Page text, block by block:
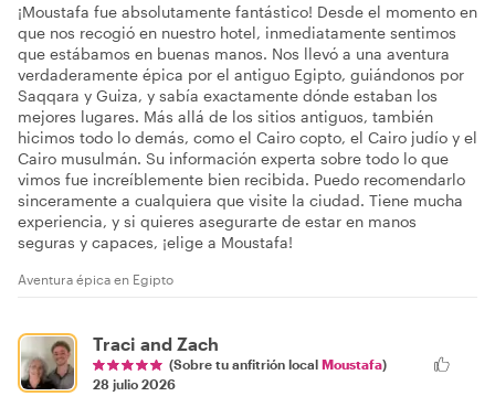
¡Moustafa fue absolutamente fantástico! Desde el momento en
que nos recogió en nuestro hotel, inmediatamente sentimos
que estábamos en buenas manos. Nos llevó a una aventura
verdaderamente épica por el antiguo Egipto, guiándonos por
Saqqara y Guiza, y sabía exactamente dónde estaban los
mejores lugares. Más allá de los sitios antiguos, también
hicimos todo lo demás, como el Cairo copto, el Cairo judío y el
Cairo musulmán. Su información experta sobre todo lo que
vimos fue increíblemente bien recibida. Puedo recomendarlo
sinceramente a cualquiera que visite la ciudad. Tiene mucha
experiencia, y si quieres asegurarte de estar en manos
seguras y capaces, ¡elige a Moustafa!
Aventura épica en Egipto
Traci and Zach
(Sobre tu anfitrión local Moustafa)
28 julio 2026